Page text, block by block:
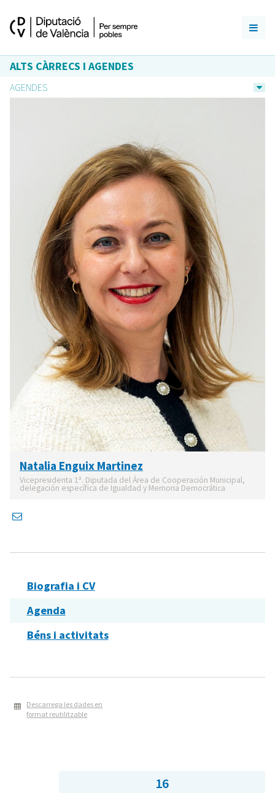
ALTS CÀRRECS I AGENDES
AGENDES
Natalia Enguix Martinez
Vicepresidenta 1ª. Diputada del Área de Cooperación Municipal,
delegación específica de Igualdad y Memoria Democrática
Biografia i CV
Agenda
Béns i activitats
Descarrega les dades en
format reutilitzable
16